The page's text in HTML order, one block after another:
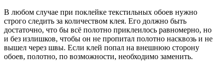
В любом случае при поклейке текстильных обоев нужно
строго следить за количеством клея. Его должно быть
достаточно, что бы всё полотно приклеилось равномерно, но
и без излишков, чтобы он не пропитал полотно насквозь и не
вышел через швы. Если клей попал на внешнюю сторону
обоев, полотно, по возможности, необходимо заменить.